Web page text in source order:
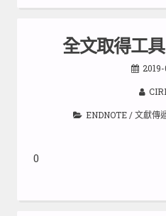
全文取得工
ENDNOTE /文獻傳
0